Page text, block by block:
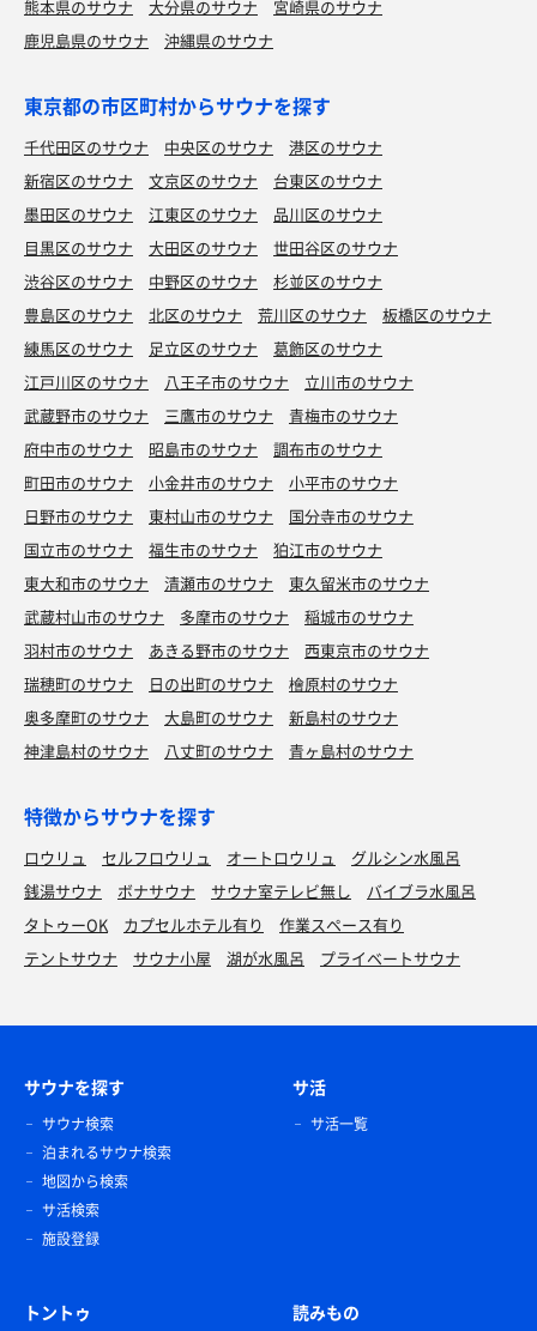
熊本県のサウナ
大分県のサウナ
宮崎県のサウナ
鹿児島県のサウナ
沖縄県のサウナ
東京都の市区町村からサウナを探す
千代田区のサウナ 中央区のサウナ
港区のサウナ
新宿区のサウナ
文京区のサウナ
台東区のサウナ
墨田区のサウナ
江東区のサウナ
品川区のサウナ
目黒区のサウナ
大田区のサウナ
世田谷区のサウナ
渋谷区のサウナ
中野区のサウナ
杉並区のサウナ
豊島区のサウナ
北区のサウナ 荒川区のサウナ
板橋区のサウナ
練馬区のサウナ
足立区のサウナ
葛飾区のサウナ
江戸川区のサウナ
八王子市のサウナ
立川市のサウナ
武蔵野市のサウナ
三鷹市のサウナ
青梅市のサウナ
府中市のサウナ
昭島市のサウナ
調布市のサウナ
町田市のサウナ
小金井市のサウナ
小平市のサウナ
日野市のサウナ
東村山市のサウナ
国分寺市のサウナ
国立市のサウナ
福生市のサウナ
狛江市のサウナ
東大和市のサウナ
清瀬市のサウナ
東久留米市のサウナ
武蔵村山市のサウナ
多摩市のサウナ
稲城市のサウナ
羽村市のサウナ
あきる野市のサウナ
西東京市のサウナ
瑞穂町のサウナ
日の出町のサウナ
檜原村のサウナ
奥多摩町のサウナ
大島町のサウナ
新島村のサウナ
神津島村のサウナ
八丈町のサウナ 青ヶ島村のサウナ
特徴からサウナを探す
ロウリュ セルフロウリュ オートロウリュ
グルシン水風呂
銭湯サウナ
ボナサウナ サウナ室テレビ無し
バイブラ水風呂
タトゥーOK
カプセルホテル有り
作業スペース有り
テントサウナ
サウナ小屋 湖が水風呂 プライベートサウナ
サウナを探す
サウナ検索
泊まれるサウナ検索
地図から検索
サ活検索
施設登録
サ活
サ活一覧
トントゥ 読みもの